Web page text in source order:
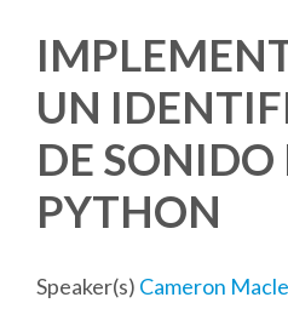
VOLUNTEERS
FINANCIAL AID
TIPS FOR ATTENDEES
UN
DE SONIDO
PYTHON
Speaker(s) Cameron